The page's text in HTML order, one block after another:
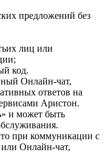
предложений без
лиц или
код.
Онлайн-чат,
ответов на
Аристон.
и может быть
при коммуникации с
Онлайн-чат,